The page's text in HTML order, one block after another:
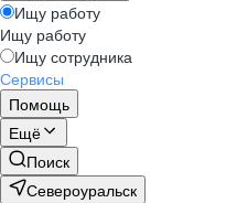
Ищу работу
Ищу работу
Ищу сотрудника
Сервисы
Помощь
Ещё
Поиск
Североуральск